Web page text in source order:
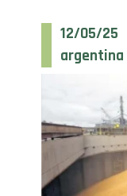
argentina